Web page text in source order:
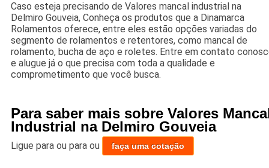
Caso esteja precisando de Valores mancal industrial na
Delmiro Gouveia, Conheça os produtos que a Dinamarca
Rolamentos oferece, entre eles estão opções variadas do
segmento de rolamentos e retentores, como mancal de
rolamento, bucha de aço e roletes. Entre em contato
e alugue já o que precisa com toda a qualidade e
comprometimento que você busca.
Para saber mais sobre Valores
Industrial na Delmiro Gouveia
Ligue para ou para ou faça uma cotação